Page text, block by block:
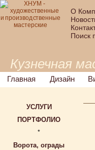
О
Поиск
Кузнечная
Главная Дизайн
УСЛУГИ
ПОРТФОЛИО
*
Ворота, ограды